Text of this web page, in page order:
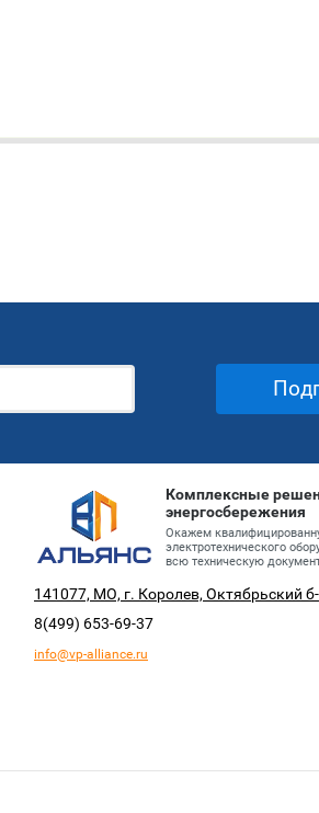
Комплексные
энергосбережения
Окажем
электротехнического
всю техническую
141077, МО, г. Королев, Октябрьский
8(499) 653-69-37
info@vp-alliance.ru